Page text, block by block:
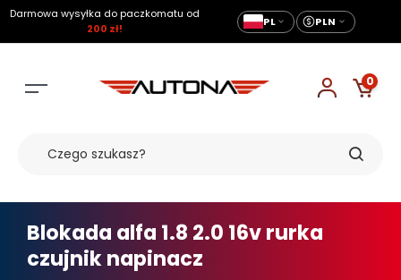
Darmowa wysyłka do paczkomatu od
200 zł!
PL PLN
0
Blokada alfa 1.8 2.0 16v rurka
czujnik napinacz